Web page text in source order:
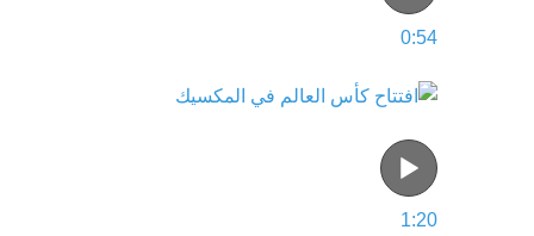
0:54
1:20